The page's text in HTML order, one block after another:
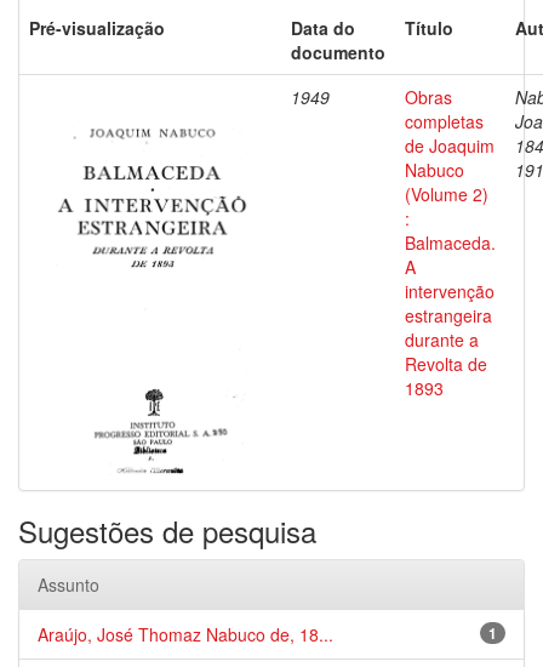
Pré-visualização
Data do
documento
Título
1949
Obras
completas
de Joaquim
Nabuco
(Volume 2)
:
Balmaceda.
A
intervenção
estrangeira
durante a
Revolta de
1893
Sugestões de pesquisa
Assunto
1
Araújo, José Thomaz Nabuco de, 18...